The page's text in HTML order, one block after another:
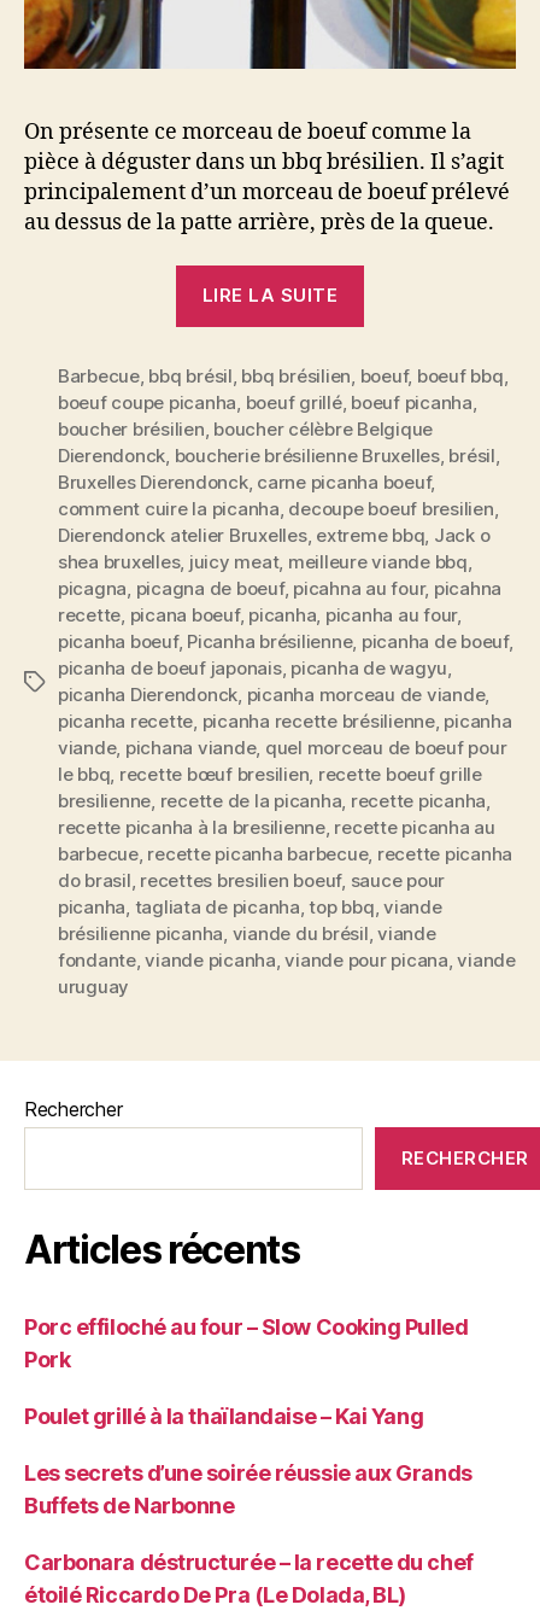
On présente ce morceau de boeuf comme la
pièce à déguster dans un bbq brésilien. Il s’agit
principalement d’un morceau de boeuf prélevé
au dessus de la patte arrière, près de la queue.
LIRE LA SUITE
morceau
de
boeuf
qui
sent
bon
le
Brésil »
Étiquettes
Barbecue, bbq brésil bbq brésilien boeuf, boeuf bbq
boeuf coupe picanha boeuf grillé, boeuf picanha
boucher brésilien boucher célèbre Belgique
Dierendonck boucherie brésilienne Bruxelles, brésil
Bruxelles Dierendonck, carne picanha boeuf,
comment cuire la picanha decoupe boeuf bresilien
Dierendonck atelier Bruxelles, extreme bbq Jack o
shea bruxelles, juicy meat, meilleure viande bbq
picagna picagna de boeuf, picahna au four, picahna
recette picana boeuf, picanha picanha au four,
picanha boeuf, Picanha brésilienne, picanha de boeuf,
picanha de boeuf japonais, picanha de wagyu
picanha Dierendonck picanha morceau de viande,
picanha recette picanha recette brésilienne, picanha
viande, pichana viande, quel morceau de boeuf pour
le bbq recette bœuf bresilien recette boeuf grille
bresilienne recette de la picanha recette picanha
recette picanha à la bresilienne, recette picanha au
barbecue, recette picanha barbecue, recette picanha
do brasil recettes bresilien boeuf, sauce pour
picanha tagliata de picanha ,top bbq ,viande
brésilienne picanha viande du brésil ,viande
fondante,viande picanha ,viande pour picana ,viande
uruguay
Rechercher
RECHERCHER
Articles récents
Porc effiloché au four – Slow Cooking Pulled
Pork
Poulet grillé à la thaïlandaise – Kai Yang
Les secrets d’une soirée réussie aux Grands
Buffets de Narbonne
Carbonara déstructurée – la recette du chef
étoilé Riccardo De Pra (Le Dolada, BL)